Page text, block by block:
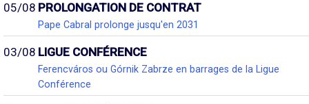
05/08 PROLONGATION DE CONTRAT
Pape Cabral prolonge jusqu'en 2031
03/08 LIGUE CONFÉRENCE
Ferencváros ou Górnik Zabrze en barrages de la Ligue
Conférence